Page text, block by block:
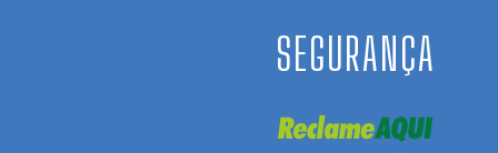
SEGURANÇA